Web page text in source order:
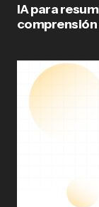
IA para
comprensión